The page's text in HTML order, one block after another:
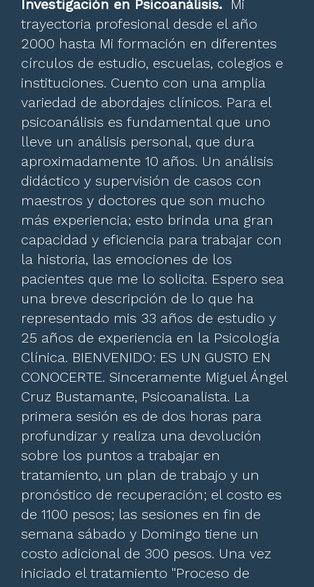
Investigación en Psicoanálisis. Mi
trayectoria profesional desde el año
2000 hasta Mi formación en diferentes
círculos de estudio, escuelas, colegios e
instituciones. Cuento con una amplia
variedad de abordajes clínicos. Para el
psicoanálisis es fundamental que uno
lleve un análisis personal, que dura
aproximadamente 10 años. Un análisis
didáctico y supervisión de casos con
maestros y doctores que son mucho
más experiencia; esto brinda una gran
capacidad y eficiencia para trabajar con
la historia, las emociones de los
pacientes que me lo solicita. Espero sea
una breve descripción de lo que ha
representado mis 33 años de estudio y
25 años de experiencia en la Psicología
Clínica. BIENVENIDO: ES UN GUSTO EN
CONOCERTE. Sinceramente Miguel Ángel
Cruz Bustamante, Psicoanalista. La
primera sesión es de dos horas para
profundizar y realiza una devolución
sobre los puntos a trabajar en
tratamiento, un plan de trabajo y un
pronóstico de recuperación; el costo es
de 1100 pesos; las sesiones en fin de
semana sábado y Domingo tiene un
costo adicional de 300 pesos. Una vez
iniciado el tratamiento "Proceso de